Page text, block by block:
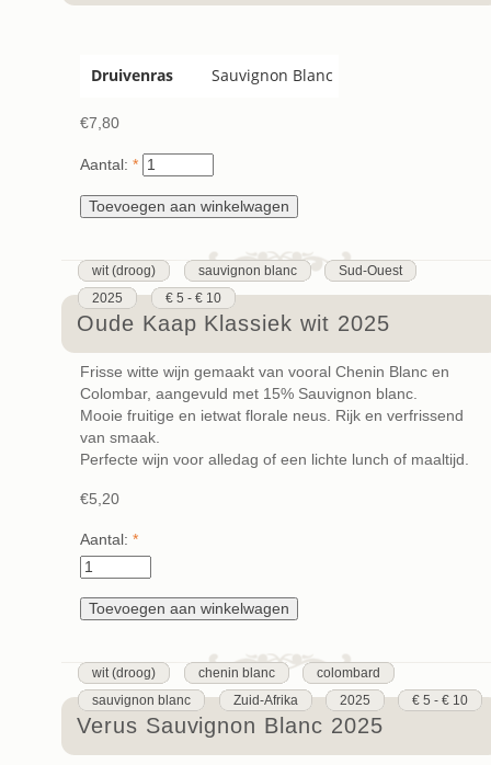
Druivenras Sauvignon Blanc
€7,80
Aantal: *
wit (droog) sauvignon blanc
Sud-Ouest
2025
€ 5 - € 10
Oude Kaap Klassiek wit 2025
Frisse witte wijn gemaakt van vooral Chenin Blanc en
Colombar, aangevuld met 15% Sauvignon blanc.
Mooie fruitige en ietwat florale neus. Rijk en verfrissend
van smaak.
Perfecte wijn voor alledag of een lichte lunch of maaltijd.
€5,20
Aantal: *
wit (droog) chenin blanc
colombard
sauvignon blanc
Zuid-Afrika 2025 € 5 - € 10
Verus Sauvignon Blanc 2025